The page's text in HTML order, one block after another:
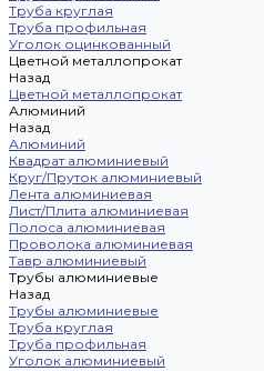
Труба круглая
Труба профильная
Уголок оцинкованный
Цветной металлопрокат
Назад
Цветной металлопрокат
Алюминий
Назад
Алюминий
Квадрат алюминиевый
Круг/Пруток алюминиевый
Лента алюминиевая
Лист/Плита алюминиевая
Полоса алюминиевая
Проволока алюминиевая
Тавр алюминиевый
Трубы алюминиевые
Назад
Трубы алюминиевые
Труба круглая
Труба профильная
Уголок алюминиевый